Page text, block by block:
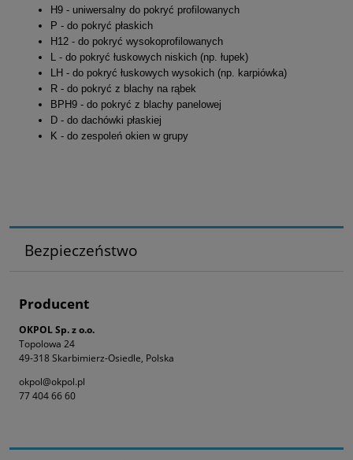
H9 - uniwersalny do pokryć profilowanych
P - do pokryć płaskich
H12 - do pokryć wysokoprofilowanych
L - do pokryć łuskowych niskich (np. łupek)
LH - do pokryć łuskowych wysokich (np. karpiówka)
R - do pokryć z blachy na rąbek
BPH9 - do pokryć z blachy panelowej
D - do dachówki płaskiej
K - do zespoleń okien w grupy
Bezpieczeństwo
Producent
OKPOL Sp. z o.o.
Topolowa 24
49-318 Skarbimierz-Osiedle, Polska
okpol@okpol.pl
77 404 66 60